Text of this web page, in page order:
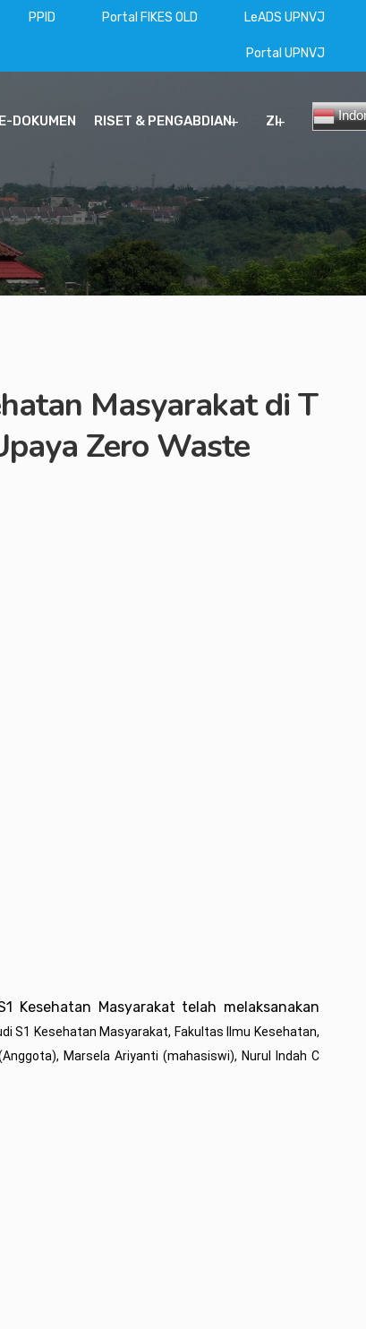
PPID Portal FIKES OLD LeADS UPNVJ
Portal UPNVJ
E-DOKUMEN RISET & PENGABDIAN ZI
Masyarakat di T
Zero Waste
Kesehatan Masyarakat telah melaksanakan
S1 Kesehatan Masyarakat, Fakultas Ilmu Kesehatan,
Marsela Ariyanti (mahasiswi), Nurul Indah C